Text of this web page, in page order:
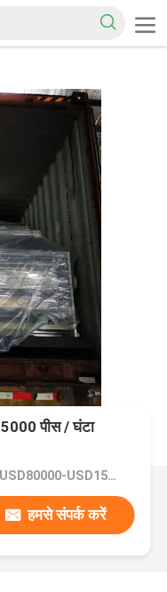
5000 पीस / घंटा
मूल्य：USD80000-USD150000
हमसे संपर्क करें